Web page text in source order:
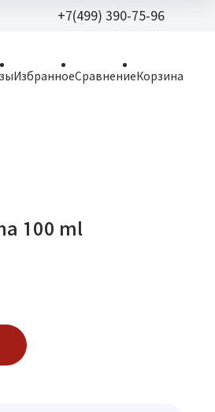
+7(499) 390-75-96
ИзбранноеСравнениеКорзина
100 ml